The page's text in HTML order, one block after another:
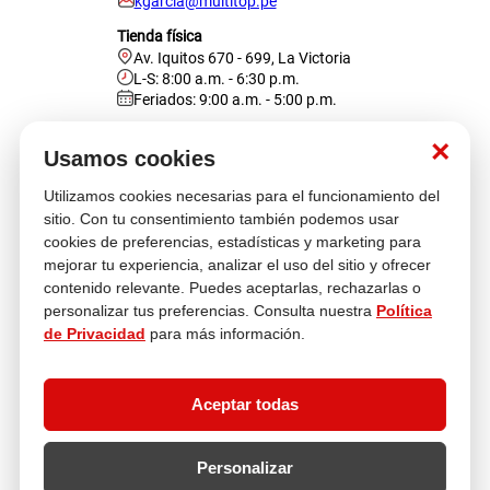
×
Usamos cookies
Utilizamos cookies necesarias para el funcionamiento del
sitio. Con tu consentimiento también podemos usar
cookies de preferencias, estadísticas y marketing para
mejorar tu experiencia, analizar el uso del sitio y ofrecer
contenido relevante. Puedes aceptarlas, rechazarlas o
personalizar tus preferencias. Consulta nuestra Política
de Privacidad para más información.
Aceptar todas
Personalizar
Tienda física
Av. Iquitos 670 - 699, La Victoria
L-S: 8:00 a.m. - 6:30 p.m.
Feriados: 9:00 a.m. - 5:00 p.m.
Atención al cliente
Descubre más